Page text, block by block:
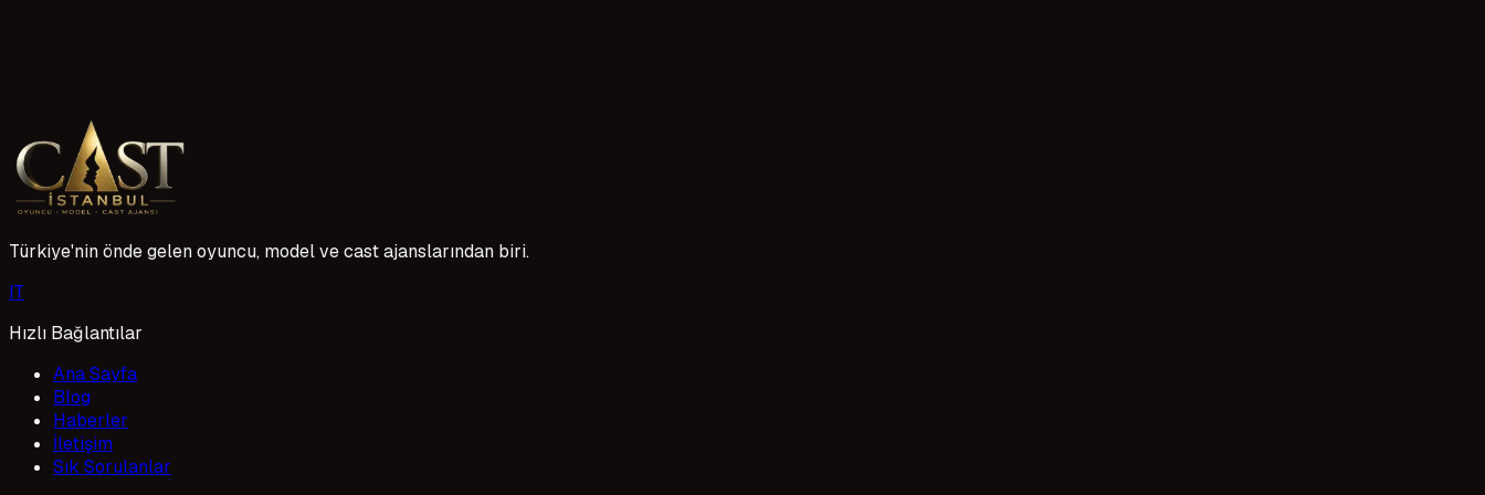
heyecanlı yolculukta size rehberlik ediyoruz.
1 Mayıs 2026
Türkiye'nin önde gelen oyuncu, model ve cast ajanslarından biri.
IT
Hızlı Bağlantılar
Ana Sayfa
Blog
Haberler
İletişim
Sık Sorulanlar